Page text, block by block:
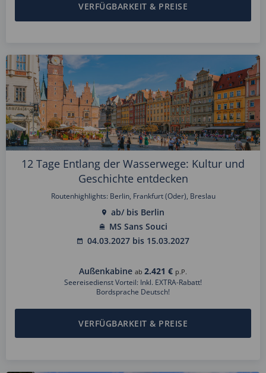
VERFÜGBARKEIT & PREISE
12 Tage Entlang der Wasserwege: Kultur und
Geschichte entdecken
Routenhighlights: Berlin, Frankfurt (Oder), Breslau
ab/ bis Berlin
MS Sans Souci
04.03.2027 bis 15.03.2027
Außenkabine ab2.421 € p.P.
Seereisedienst Vorteil: Inkl. EXTRA-Rabatt!
Bordsprache Deutsch!
VERFÜGBARKEIT & PREISE